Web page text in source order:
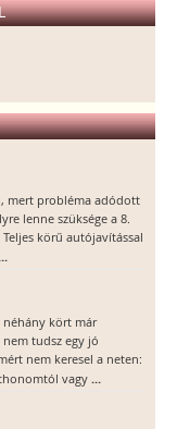
mert probléma adódott
lenne szüksége a 8.
körű autójavítással
néhány kört már
tudsz egy jó
nem keresel a neten:
vagy ...